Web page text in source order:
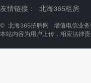
友情链接： 北海365租房
© 北海365招聘网 增值电信业
本站内容为用户上传，相应法律